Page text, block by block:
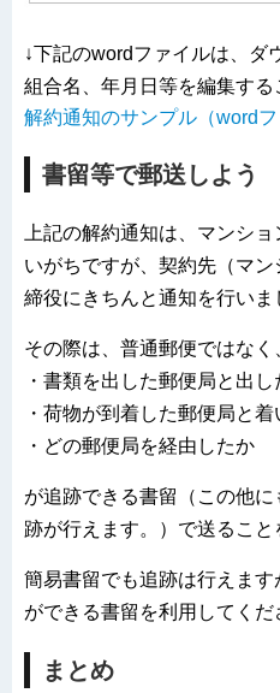
↓下記のwordファイルは、ダ
組合名、年月日等を編集する
解約通知のサンプル（wordフ
書留等で郵送しよう
上記の解約通知は、マンシ
いがちですが、契約先（マ
締役にきちんと通知を行いま
その際は、普通郵便ではなく
・書類を出した郵便局と出し
・荷物が到着した郵便局と着
・どの郵便局を経由したか
が追跡できる書留（この他
跡が行えます。）で送ること
簡易書留でも追跡は行えま
ができる書留を利用してくだ
まとめ